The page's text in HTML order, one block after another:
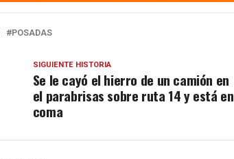
POSADAS
SIGUIENTE HISTORIA
Se le cayó el hierro de un camión en
el parabrisas sobre ruta 14 y está en
coma